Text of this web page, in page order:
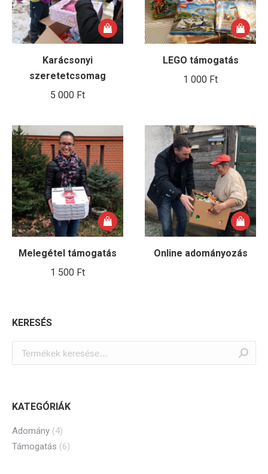
Karácsonyi
szeretetcsomag
5 000 Ft
LEGO támogatás
1 000 Ft
Melegétel támogatás
1 500 Ft
Online adományozás
KERESÉS
KATEGÓRIÁK
Adomány (4)
Támogatás (6)